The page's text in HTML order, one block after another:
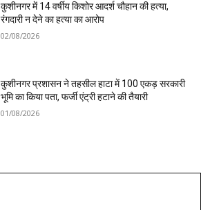
कुशीनगर में 14 वर्षीय किशोर आदर्श चौहान की हत्या,
रंगदारी न देने का हत्या का आरोप
02/08/2026
कुशीनगर प्रशासन ने तहसील हाटा में 100 एकड़ सरकारी
भूमि का किया पता, फर्जी एंट्री हटाने की तैयारी
01/08/2026